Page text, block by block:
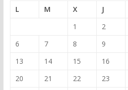
L
M X J
1
2
6
7 8 9
13
14 15 16
20
21 22 23